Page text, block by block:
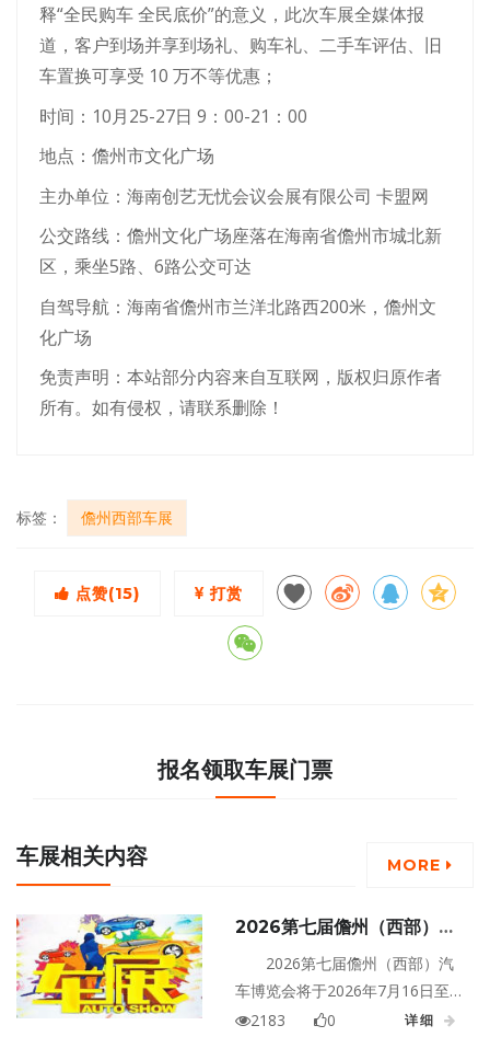
释“全民购车 全民底价”的意义，此次车展全媒体报
道，客户到场并享到场礼、购车礼、二手车评估、旧
车置换可享受 10 万不等优惠；
时间：10月25-27日 9：00-21：00
地点：儋州市文化广场
主办单位：海南创艺无忧会议会展有限公司 卡盟网
公交路线：儋州文化广场座落在海南省儋州市城北新
区，乘坐5路、6路公交可达
自驾导航：海南省儋州市兰洋北路西200米，儋州文
化广场
免责声明：本站部分内容来自互联网，版权归原作者
所有。如有侵权，请联系删除！
标签： 儋州西部车展
点赞(15) 打赏
报名领取车展门票
车展相关内容 MORE
2026第七届儋州（西部）汽
车博览会
2026第七届儋州（西部）汽
车博览会将于2026年7月16日至
19日在海南儋州文化广场盛大举
2183 0 详细